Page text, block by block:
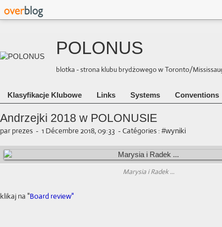
POLONUS
blotka - strona klubu brydżowego w Toronto/
Klasyfikacje Klubowe Links Systems Conventions
Andrzejki 2018 w POLONUSIE
par prezes - 1 Décembre 2018, 09:33 - Catégories : #wyniki
Marysia i Radek ...
klikaj na "Board review"